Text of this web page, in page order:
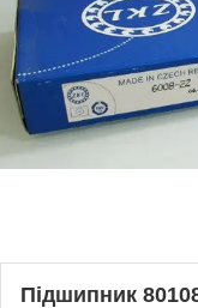
Підшипник